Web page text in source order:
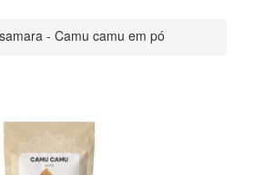
- Camu camu em pó